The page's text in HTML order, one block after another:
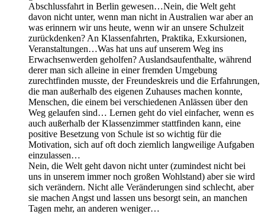
Abschlussfahrt in Berlin gewesen…Nein, die Welt geht
davon nicht unter, wenn man nicht in Australien war aber an
was erinnern wir uns heute, wenn wir an unsere Schulzeit
zurückdenken? An Klassenfahrten, Praktika, Exkursionen,
Veranstaltungen…Was hat uns auf unserem Weg ins
Erwachsenwerden geholfen? Auslandsaufenthalte, während
derer man sich alleine in einer fremden Umgebung
zurechtfinden musste, der Freundeskreis und die Erfahrungen,
die man außerhalb des eigenen Zuhauses machen konnte,
Menschen, die einem bei verschiedenen Anlässen über den
Weg gelaufen sind… Lernen geht do viel einfacher, wenn es
auch außerhalb der Klassenzimmer stattfinden kann, eine
positive Besetzung von Schule ist so wichtig für die
Motivation, sich auf oft doch ziemlich langweilige Aufgaben
einzulassen…
Nein, die Welt geht davon nicht unter (zumindest nicht bei
uns in unserem immer noch großen Wohlstand) aber sie wird
sich verändern. Nicht alle Veränderungen sind schlecht, aber
sie machen Angst und lassen uns besorgt sein, an manchen
Tagen mehr, an anderen weniger…